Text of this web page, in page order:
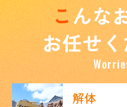
こんな
お任せ
解体